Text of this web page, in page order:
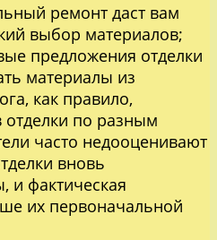
ремонт даст вам
выбор материалов;
предложения отделки
материалы из
как правило,
отделки по разным
часто недооценивают
вновь
и фактическая
их первоначальной